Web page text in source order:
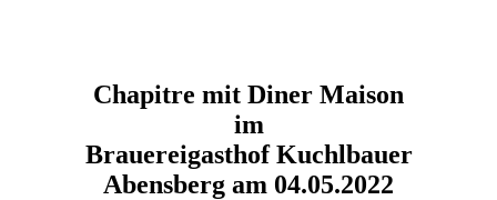
Chapitre mit Diner Maison
im
Brauereigasthof Kuchlbauer
Abensberg am 04.05.2022